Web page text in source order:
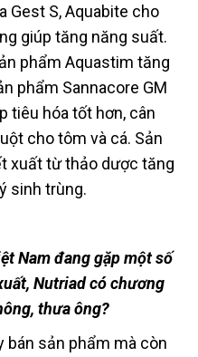
Gest S, Aquabite cho
giúp tăng năng suất.
phẩm Aquastim tăng
phẩm Sannacore GM
tiêu hóa tốt hơn, cân
cho tôm và cá. Sản
xuất từ thảo dược tăng
sinh trùng.
Nam đang gặp một số
Nutriad có chương
thưa ông?
bán sản phẩm mà còn